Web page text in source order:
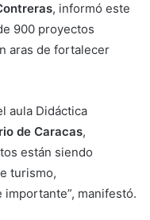
, informó este
900 proyectos
aras de fortalecer
aula Didáctica
de Caracas,
están siendo
turismo,
manifestó.